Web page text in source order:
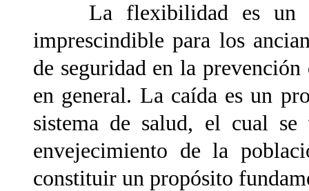
La flexibilidad es un
imprescindible para los
de seguridad en la
en general. La caída es un
sistema de salud, el cual se
envejecimiento de la
constituir un propósito